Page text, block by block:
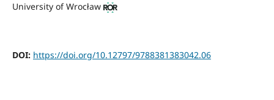
University of Wrocław
DOI: https://doi.org/10.12797/9788381383042.06